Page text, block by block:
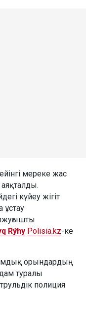
мереке жас
күйеу жігіт
ұстау
Rýhy Polisia.kz-ке
орындардың
туралы
полиция